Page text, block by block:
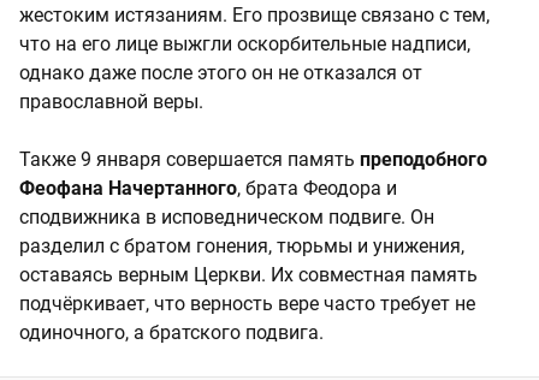
жестоким истязаниям. Его прозвище связано с тем,
что на его лице выжгли оскорбительные надписи,
однако даже после этого он не отказался от
православной веры.
Также 9 января совершается память преподобного
Феофана Начертанного, брата Феодора и
сподвижника в исповедническом подвиге. Он
разделил с братом гонения, тюрьмы и унижения,
оставаясь верным Церкви. Их совместная память
подчёркивает, что верность вере часто требует не
одиночного, а братского подвига.